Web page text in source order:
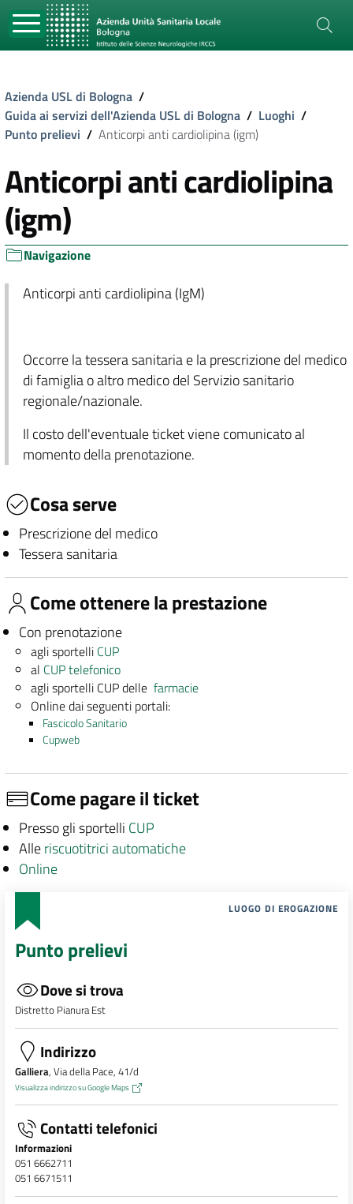
Azienda USL di Bologna /
Guida ai servizi dell'Azienda USL di Bologna / Luoghi /
Punto prelievi / Anticorpi anti cardiolipina (igm)
Anticorpi anti cardiolipina
(igm)
Navigazione
Anticorpi anti cardiolipina (IgM)
Occorre la tessera sanitaria e la prescrizione del medico
di famiglia o altro medico del Servizio sanitario
regionale/nazionale.
Il costo dell'eventuale ticket viene comunicato al
momento della prenotazione.
Cosa serve
Prescrizione del medico
Tessera sanitaria
Come ottenere la prestazione
Con prenotazione
agli sportelli CUP
al CUP telefonico
agli sportelli CUP dellefarmacie
Online dai seguenti portali:
Fascicolo Sanitario
Cupweb
Come pagare il ticket
Presso gli sportelli CUP
Alleriscuotitrici automatiche
Online
LUOGO DI EROGAZIONE
Punto prelievi
Dove si trova
Distretto Pianura Est
Indirizzo
Galliera, Via della Pace, 41/d
Visualizza indirizzo su Google Maps
Contatti telefonici
Informazioni
051 6662711
051 6671511